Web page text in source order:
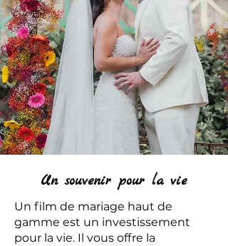
Un souvenir pour la vie
Un film de mariage haut de
gamme est un investissement
pour la vie. Il vous offre la